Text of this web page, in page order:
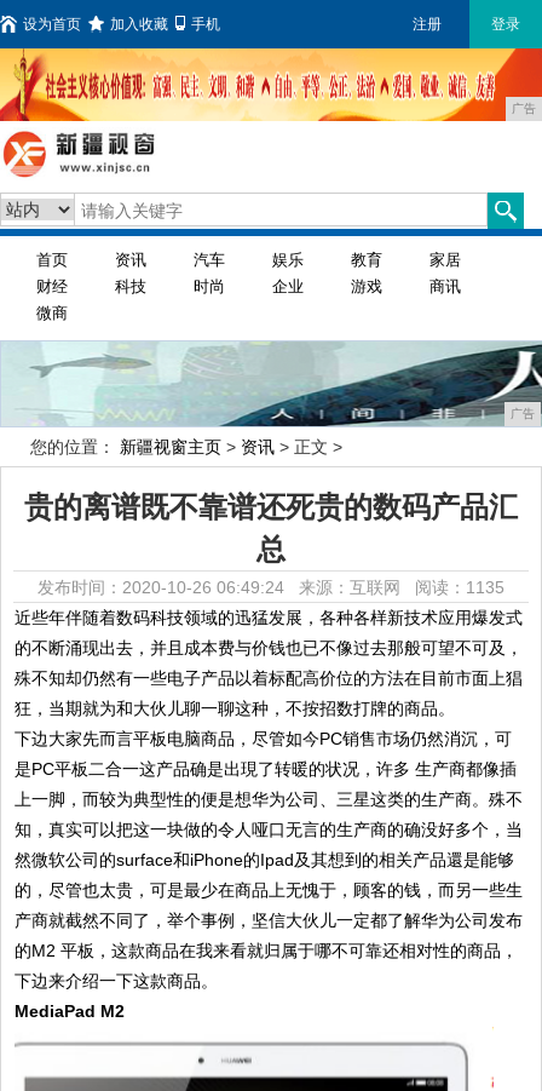
设为首页 加入收藏 手机 注册 登录
广告
首页 资讯 汽车 娱乐 教育
家居
财经
科技 时尚 企业 游戏
商讯
微商
广告
您的位置： 新疆视窗主页 > 资讯 > 正文 >
贵的离谱既不靠谱还死贵的数码产品汇
总
发布时间：2020-10-26 06:49:24 来源：互联网 阅读：1135
近些年伴随着数码科技领域的迅猛发展，各种各样新技术应用爆发式
的不断涌现出去，并且成本费与价钱也已不像过去那般可望不可及，
殊不知却仍然有一些电子产品以着标配高价位的方法在目前市面上猖
狂，当期就为和大伙儿聊一聊这种，不按招数打牌的商品。
下边大家先而言平板电脑商品，尽管如今PC销售市场仍然消沉，可
是PC平板二合一这产品确是出現了转暖的状况，许多 生产商都像插
上一脚，而较为典型性的便是想华为公司、三星这类的生产商。殊不
知，真实可以把这一块做的令人哑口无言的生产商的确没好多个，当
然微软公司的surface和iPhone的Ipad及其想到的相关产品還是能够
的，尽管也太贵，可是最少在商品上无愧于，顾客的钱，而另一些生
产商就截然不同了，举个事例，坚信大伙儿一定都了解华为公司发布
的M2 平板，这款商品在我来看就归属于哪不可靠还相对性的商品，
下边来介绍一下这款商品。
MediaPad M2